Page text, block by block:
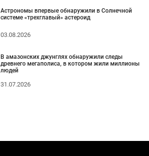
Астрономы впервые обнаружили в Солнечной
системе «трехглавый» астероид
03.08.2026
В амазонских джунглях обнаружили следы
древнего мегаполиса, в котором жили миллионы
людей
31.07.2026